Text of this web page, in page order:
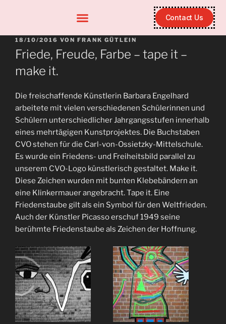
Contact Us
18/10/2016 VON FRANK GÜTLEIN
Friede, Freude, Farbe – tape it –
make it.
Die freischaffende Künstlerin Barbara Engelhard
arbeitete mit vielen verschiedenen Schülerinnen und
Schülern unterschiedlicher Jahrgangsstufen innerhalb
eines mehrtägigen Kunstprojektes. Die Buchstaben
CVO stehen für die Carl-von-Ossietzky-Mittelschule.
Es wurde ein Friedens- und Freiheitsbild parallel zu
unserem CVO-Logo künstlerisch gestaltet. Make it.
Diese Zeichen wurden mit bunten Klebebändern an
eine Klinkermauer angebracht. Tape it. Eine
Friedenstaube gilt als ein Symbol für den Weltfrieden.
Auch der Künstler Picasso erschuf 1949 seine
berühmte Friedenstaube als Zeichen der Hoffnung.